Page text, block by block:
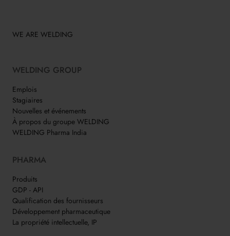
WE ARE WELDING
WELDING GROUP
Emplois
Stagiaires
Nouvelles et événements
À propos du groupe WELDING
WELDING Pharma India
PHARMA
Produits
GDP - API
Qualification des fournisseurs
Développement pharmaceutique
La propriété intellectuelle, IP